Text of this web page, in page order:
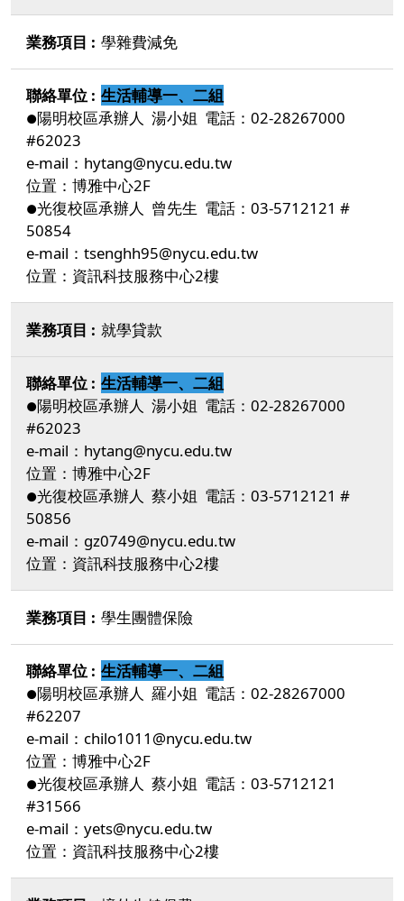
學雜費減免
生活輔導一、二組
●陽明校區承辦人 湯小姐 電話：02-28267000
#62023
e-mail：hytang@nycu.edu.tw
位置：博雅中心2F
●光復校區承辦人 曾先生 電話：03-5712121 #
50854
e-mail：tsenghh95@nycu.edu.tw
位置：資訊科技服務中心2樓
就學貸款
生活輔導一、二組
●陽明校區承辦人 湯小姐 電話：02-28267000
#62023
e-mail：hytang@nycu.edu.tw
位置：博雅中心2F
●光復校區承辦人 蔡小姐 電話：03-5712121 #
50856
e-mail：gz0749@nycu.edu.tw
位置：資訊科技服務中心2樓
學生團體保險
生活輔導一、二組
●陽明校區承辦人 羅小姐 電話：02-28267000
#62207
e-mail：chilo1011@nycu.edu.tw
位置：博雅中心2F
●光復校區承辦人 蔡小姐 電話：03-5712121
#31566
e-mail：yets@nycu.edu.tw
位置：資訊科技服務中心2樓